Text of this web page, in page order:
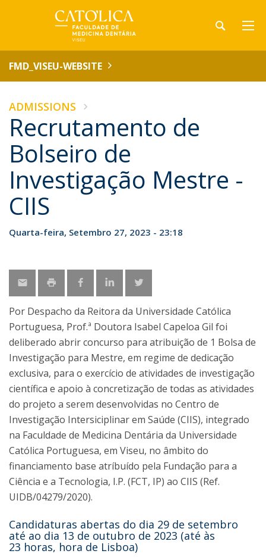
FMD_VISEU-WEBSITE
ADMISSIONS
Recrutamento de
Bolseiro de
Investigação Mestre -
CIIS
Quarta-feira, Setembro 27, 2023 - 23:18
Por Despacho da Reitora da Universidade Católica
Portuguesa, Prof.ª Doutora Isabel Capeloa Gil foi
deliberado abrir concurso para atribuição de 1 Bolsa de
Investigação para Mestre, em regime de dedicação
exclusiva, para o exercício de atividades de investigação
científica e apoio à concretização de todas as atividades
do projeto a serem desenvolvidas no Centro de
Investigação Intersiciplinar em Saúde (CIIS), integrado
na Faculdade de Medicina Dentária da Universidade
Católica Portuguesa, em Viseu, no âmbito do
financiamento base atríbuído pela Fundação para a
Ciência e a Tecnologia, I.P. (FCT, IP) ao CIIS (Ref.
UIDB/04279/2020).
Candidaturas abertas do dia 29 de setembro
até ao dia 13 de outubro de 2023 (até às
23 horas, hora de Lisboa)